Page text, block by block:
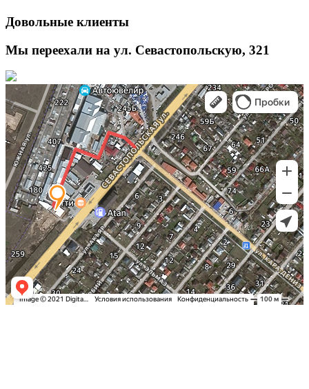
Довольные клиенты
Мы переехали на ул. Севастопольскую, 321